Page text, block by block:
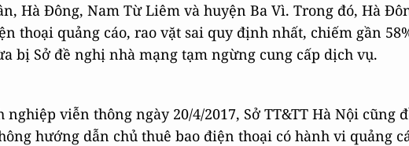
Hà Đông, Nam Từ Liêm và huyện Ba Vì. Trong đó, Hà
thoại quảng cáo, rao vặt sai quy định nhất, chiếm gần
bị Sở đề nghị nhà mạng tạm ngừng cung cấp dịch vụ.
viễn thông ngày 20/4/2017, Sở TT&TT Hà Nội cũng
hướng dẫn chủ thuê bao điện thoại có hành vi quảng